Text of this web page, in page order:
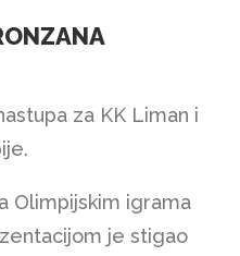
za KK Liman i
Olimpijskim igrama
je stigao